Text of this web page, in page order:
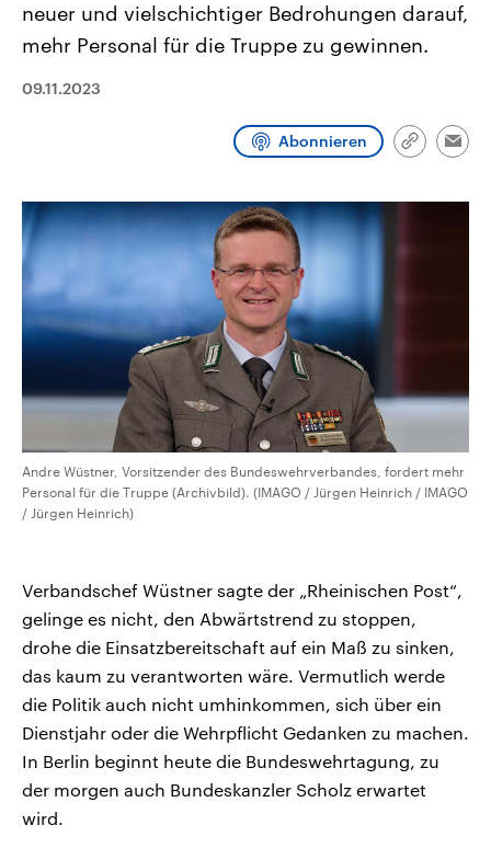
2026
Alle Informationen
Sachsen-Anhalt wählt am 6.
Landtag. Seit 2021 wird das
Wahlprogramme, aktuelle Berichte
Wahl.
Aktuelle Beiträge,
Hintergründe
Wirtschaftlich und
aktuelle Weltgeschehen.
Audio-Archiv
neuer und vielschichtiger Bedrohungen darauf,
mehr Personal für die Truppe zu gewinnen.
09.11.2023
Abonnieren
Link
Andre Wüstner, Vorsitzender des Bundeswehrverbandes, fordert mehr
Personal für die Truppe (Archivbild). (IMAGO / Jürgen Heinrich / IMAGO
/ Jürgen Heinrich)
Verbandschef Wüstner sagte der „Rheinischen Post“,
gelinge es nicht, den Abwärtstrend zu stoppen,
drohe die Einsatzbereitschaft auf ein Maß zu sinken,
das kaum zu verantworten wäre. Vermutlich werde
die Politik auch nicht umhinkommen, sich über ein
Dienstjahr oder die Wehrpflicht Gedanken zu machen.
In Berlin beginnt heute die Bundeswehrtagung, zu
der morgen auch Bundeskanzler Scholz erwartet
wird.